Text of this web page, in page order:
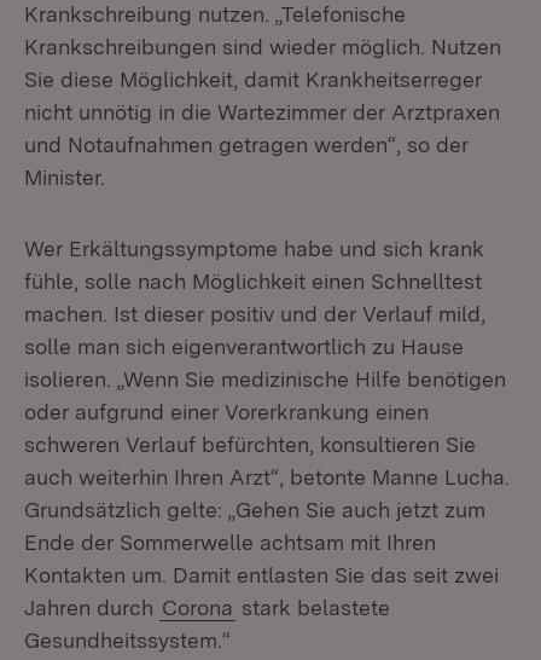
Krankschreibung nutzen. „Telefonische
Krankschreibungen sind wieder möglich. Nutzen
Sie diese Möglichkeit, damit Krankheitserreger
nicht unnötig in die Wartezimmer der Arztpraxen
und Notaufnahmen getragen werden“, so der
Minister.
Wer Erkältungssymptome habe und sich krank
fühle, solle nach Möglichkeit einen Schnelltest
machen. Ist dieser positiv und der Verlauf mild,
solle man sich eigenverantwortlich zu Hause
isolieren. „Wenn Sie medizinische Hilfe benötigen
oder aufgrund einer Vorerkrankung einen
schweren Verlauf befürchten, konsultieren Sie
auch weiterhin Ihren Arzt“, betonte Manne Lucha.
Grundsätzlich gelte: „Gehen Sie auch jetzt zum
Ende der Sommerwelle achtsam mit Ihren
Kontakten um. Damit entlasten Sie das seit zwei
Jahren durch Corona stark belastete
Gesundheitssystem.“